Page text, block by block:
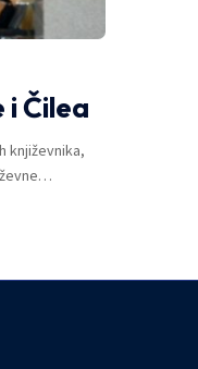
i Čilea
književnika,